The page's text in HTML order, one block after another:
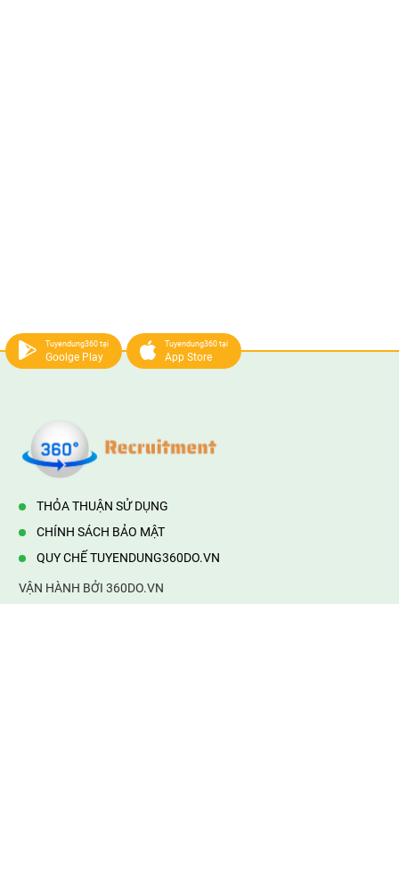
Tuyendung360 tại
Goolge Play
Tuyendung360 tại
App Store
THỎA THUẬN SỬ DỤNG
CHÍNH SÁCH BẢO MẬT
QUY CHẾ TUYENDUNG360DO.VN
VẬN HÀNH BỞI 360DO.VN